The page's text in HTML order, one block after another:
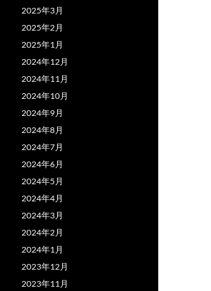
2025年3月
2025年2月
2025年1月
2024年12月
2024年11月
2024年10月
2024年9月
2024年8月
2024年7月
2024年6月
2024年5月
2024年4月
2024年3月
2024年2月
2024年1月
2023年12月
2023年11月